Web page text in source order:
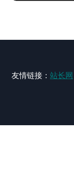
友情链接： 站长网